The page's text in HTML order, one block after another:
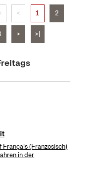
< 1 2
> >|
Français (Französisch)
in der